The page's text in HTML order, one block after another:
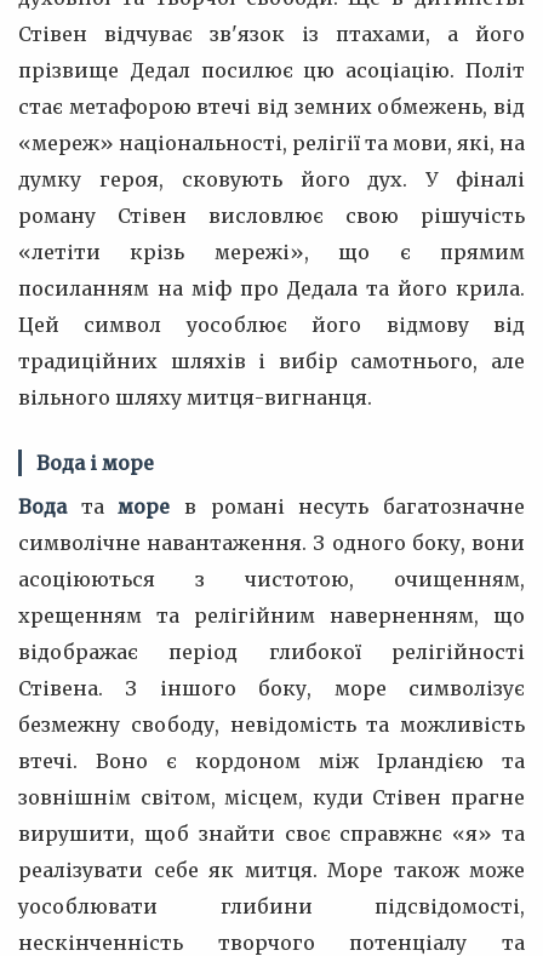
Стівен відчуває зв'язок із птахами, а його
прізвище Дедал посилює цю асоціацію. Політ
стає метафорою втечі від земних обмежень, від
«мереж» національності, релігії та мови, які, на
думку героя, сковують його дух. У фіналі
роману Стівен висловлює свою рішучість
«летіти крізь мережі», що є прямим
посиланням на міф про Дедала та його крила.
Цей символ уособлює його відмову від
традиційних шляхів і вибір самотнього, але
вільного шляху митця-вигнанця.
Вода і море
Водатаморе в романі несуть багатозначне
символічне навантаження. З одного боку, вони
асоціюються з чистотою, очищенням,
хрещенням та релігійним наверненням, що
відображає період глибокої релігійності
Стівена. З іншого боку, море символізує
безмежну свободу, невідомість та можливість
втечі. Воно є кордоном між Ірландією та
зовнішнім світом, місцем, куди Стівен прагне
вирушити, щоб знайти своє справжнє «я» та
реалізувати себе як митця. Море також може
уособлювати глибини підсвідомості,
нескінченність творчого потенціалу та